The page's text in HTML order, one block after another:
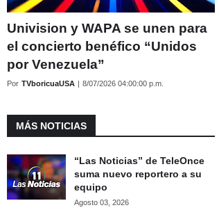
Univision y WAPA se unen para
el concierto benéfico “Unidos
por Venezuela”
Por TVboricuaUSA | 8/07/2026 04:00:00 p.m.
MÁS NOTICIAS
“Las Noticias” de TeleOnce
suma nuevo reportero a su
equipo
Agosto 03, 2026